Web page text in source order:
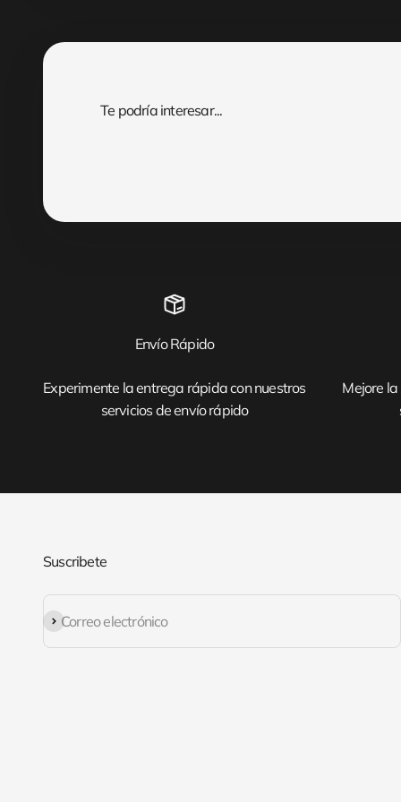
Envío Rápido
Experimente la entrega rápida con nuestros
servicios de envío rápido
Mejore
Suscribete
Correo electrónico
Suscribirse